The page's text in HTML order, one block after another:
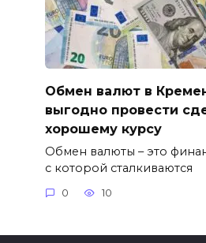
Обмен валют в
выгодно провести
хорошему курсу
Обмен валюты – это
с которой сталкиваются
0 10